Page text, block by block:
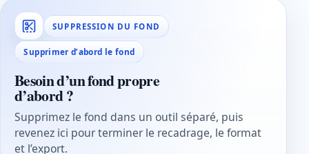
SUPPRESSION DU FOND
Supprimer d’abord le fond
Besoin d’un fond propre
d’abord ?
Supprimez le fond dans un outil séparé, puis
revenez ici pour terminer le recadrage, le format
et l’export.